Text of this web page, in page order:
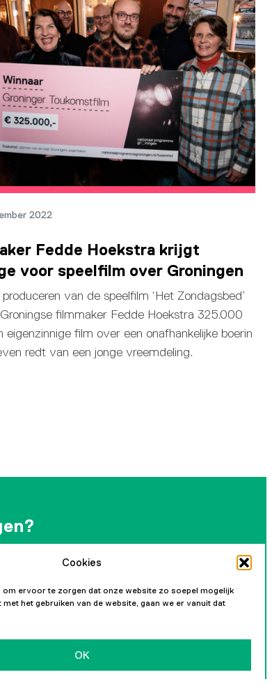
Cookies
om ervoor te zorgen dat onze website zo soepel mogelijk
het gebruiken van de website, gaan we er vanuit dat
OK
2022
Fedde Hoekstra krijgt
voor speelfilm over Groningen
van de speelfilm ‘Het Zondagsbed’
filmmaker Fedde Hoekstra 325.000
eigenzinnige film over een onafhankelijke boerin
redt van een jonge vreemdeling.
nieuwsbrief en blijf op de hoogte van